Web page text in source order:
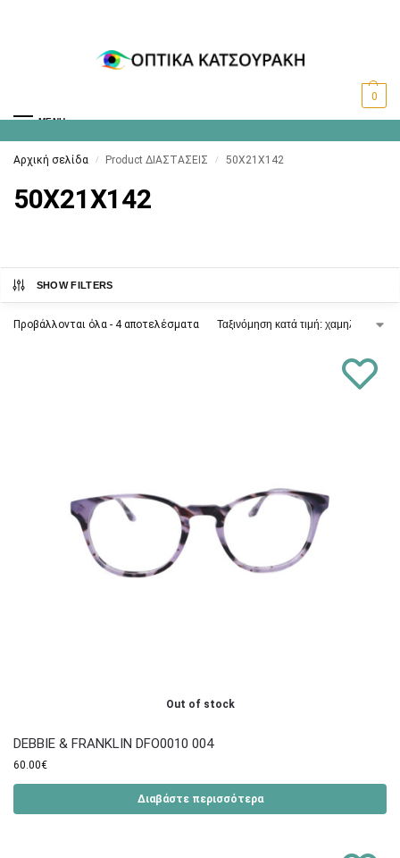
MENU
0
Αρχική σελίδα / Product ΔΙΑΣΤΑΣΕΙΣ / 50X21X142
50X21X142
SHOW FILTERS
Προβάλλονται όλα - 4 αποτελέσματα
Out of stock
DEBBIE & FRANKLIN DFO0010 004
60.00€
Διαβάστε περισσότερα